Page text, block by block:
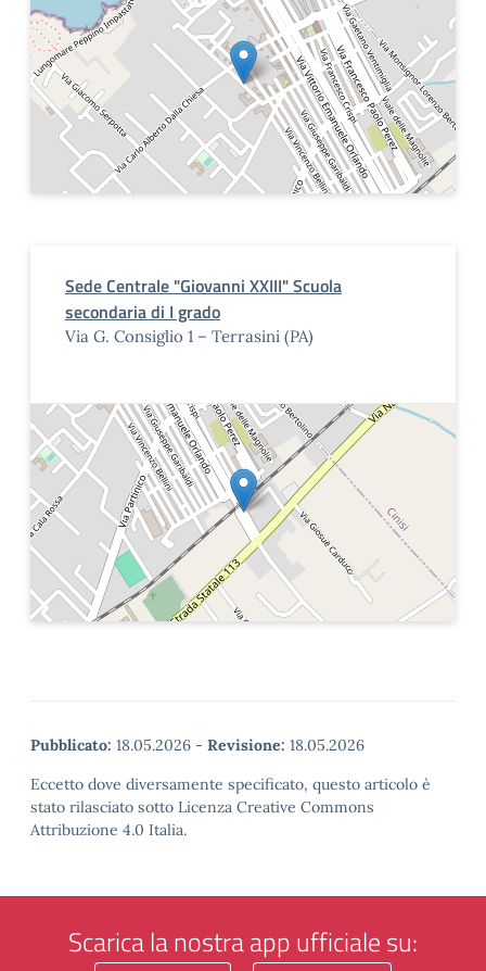
Sede Centrale "Giovanni XXIII" Scuola
secondaria di I grado
Via G. Consiglio 1 – Terrasini (PA)
Pubblicato: 18.05.2026 - Revisione: 18.05.2026
Eccetto dove diversamente specificato, questo articolo è
stato rilasciato sotto Licenza Creative Commons
Attribuzione 4.0 Italia.
Scarica la nostra app ufficiale su: